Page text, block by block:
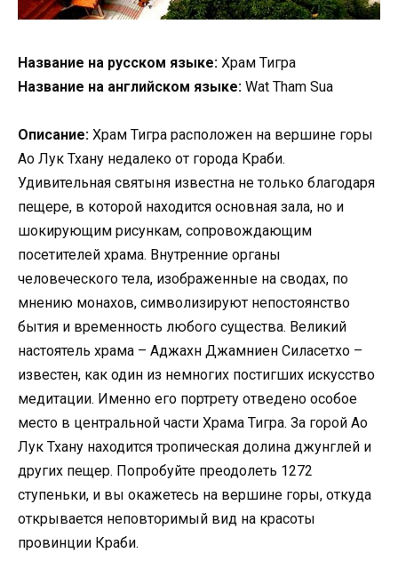
Название на русском языке: Храм Тигра
Название на английском языке: Wat Tham Sua
Описание: Храм Тигра расположен на вершине горы
Ао Лук Тхану недалеко от города Краби.
Удивительная святыня известна не только благодаря
пещере, в которой находится основная зала, но и
шокирующим рисункам, сопровождающим
посетителей храма. Внутренние органы
человеческого тела, изображенные на сводах, по
мнению монахов, символизируют непостоянство
бытия и временность любого существа. Великий
настоятель храма – Аджахн Джамниен Силасетхо –
известен, как один из немногих постигших искусство
медитации. Именно его портрету отведено особое
место в центральной части Храма Тигра. За горой Ао
Лук Тхану находится тропическая долина джунглей и
других пещер. Попробуйте преодолеть 1272
ступеньки, и вы окажетесь на вершине горы, откуда
открывается неповторимый вид на красоты
провинции Краби.